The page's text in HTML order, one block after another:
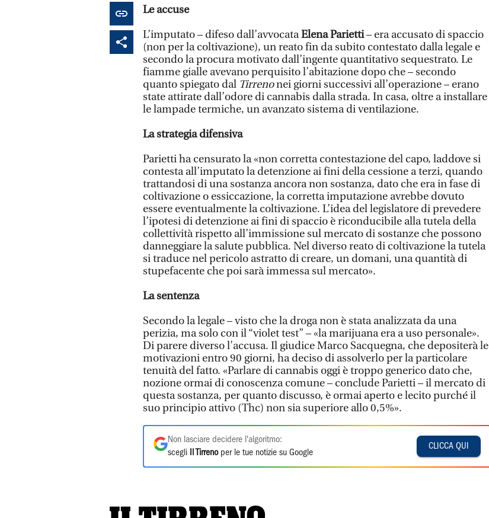
Le accuse
L’imputato – difeso dall’avvocataElena Parietti– era accusato di spaccio
(non per la coltivazione), un reato fin da subito contestato dalla legale e
secondo la procura motivato dall’ingente quantitativo sequestrato. Le
fiamme gialle avevano perquisito l’abitazione dopo che – secondo
quanto spiegato dal Tirrenonei giorni successivi all’operazione – erano
state attirate dall’odore di cannabis dalla strada. In casa, oltre a installare
le lampade termiche, un avanzato sistema di ventilazione.
La strategia difensiva
Parietti ha censurato la «non corretta contestazione del capo, laddove si
contesta all’imputato la detenzione ai fini della cessione a terzi, quando
trattandosi di una sostanza ancora non sostanza, dato che era in fase di
coltivazione o essiccazione, la corretta imputazione avrebbe dovuto
essere eventualmente la coltivazione. L’idea del legislatore di prevedere
l’ipotesi di detenzione ai fini di spaccio è riconducibile alla tutela della
collettività rispetto all’immissione sul mercato di sostanze che possono
danneggiare la salute pubblica. Nel diverso reato di coltivazione la tutela
si traduce nel pericolo astratto di creare, un domani, una quantità di
stupefacente che poi sarà immessa sul mercato».
La sentenza
Secondo la legale – visto che la droga non è stata analizzata da una
perizia, ma solo con il “violet test” – «la marijuana era a uso personale».
Di parere diverso l’accusa. Il giudice Marco Sacquegna, che depositerà le
motivazioni entro 90 giorni, ha deciso di assolverlo per la particolare
tenuità del fatto. «Parlare di cannabis oggi è troppo generico dato che,
nozione ormai di conoscenza comune – conclude Parietti – il mercato di
questa sostanza, per quanto discusso, è ormai aperto e lecito purché il
suo principio attivo (Thc) non sia superiore allo 0,5%».
Non lasciare decidere l'algoritmo:
scegli
Il Tirrenoper le tue notizie su Google
CLICCA QUI